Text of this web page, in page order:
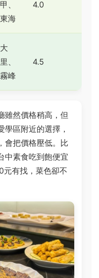
甲、
東海
4.0
大
里、
霧峰
4.5
雖然價格稍高，但
區附近的選擇，
會把價格壓低。比
中素食吃到飽便宜
元有找，菜色卻不